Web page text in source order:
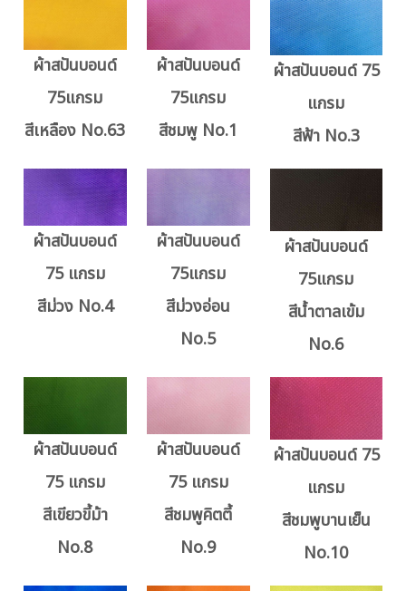
ผ้าสปันบอนด์
75แกรม
สีเหลือง No.63
ผ้าสปันบอนด์
75แกรม
สีชมพู No.1
ผ้าสปันบอนด์ 75
แกรม
สีฟ้า No.3
ผ้าสปันบอนด์
75 แกรม
สีม่วง No.4
ผ้าสปันบอนด์
75แกรม
สีม่วงอ่อน
No.5
ผ้าสปันบอนด์
75แกรม
สีน้ำตาลเข้ม
No.6
ผ้าสปันบอนด์
75 แกรม
สีเขียวขี้ม้า
No.8
ผ้าสปันบอนด์
75 แกรม
สีชมพูคิตตี้
No.9
ผ้าสปันบอนด์ 75
แกรม
สีชมพูบานเย็น
No.10